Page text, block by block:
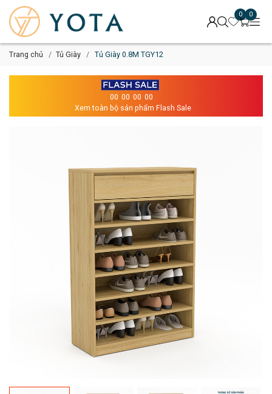
0 0
Trang chủ Tủ Giày Tủ Giày 0.8M TGY12
00 00 00 00
Xem toàn bộ sản phẩm Flash Sale